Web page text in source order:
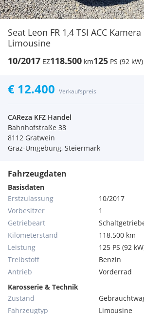
Seat Leon FR 1,4 TSI ACC Kamera
Limousine
10/2017 EZ118.500 km125 PS (92 kW)
€ 12.400 Verkaufspreis
CAReza KFZ Handel
Bahnhofstraße 38
8112 Gratwein
Graz-Umgebung, Steiermark
Fahrzeugdaten
Basisdaten
Erstzulassung
10/2017
Vorbesitzer
1
Getriebeart
Kilometerstand
118.500 km
Leistung
125 PS (92
Treibstoff
Benzin
Antrieb
Vorderrad
Karosserie & Technik
Zustand
Fahrzeugtyp
Limousine